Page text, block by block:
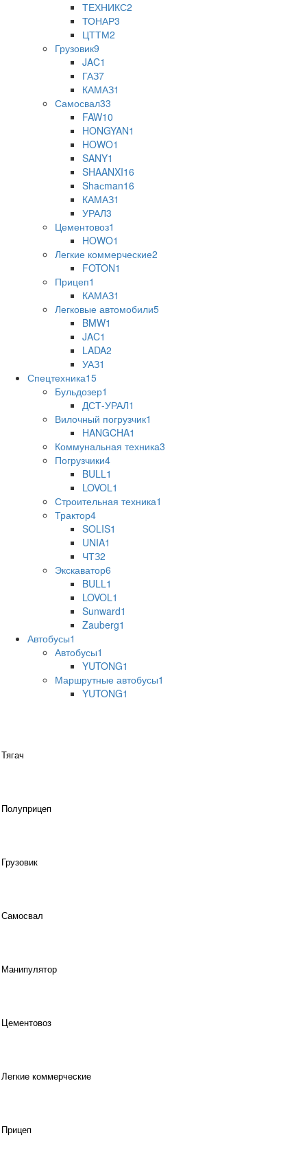
ТЕХНИКС2
ТОНАР3
ЦТТМ2
Грузовик9
JAC1
ГАЗ7
КАМАЗ1
Самосвал33
FAW10
HONGYAN1
HOWO1
SANY1
SHAANXI16
Shaсman16
КАМАЗ1
УРАЛ3
Цементовоз1
HOWO1
Легкие коммерческие2
FOTON1
Прицеп1
КАМАЗ1
Легковые автомобили5
BMW1
JAC1
LADA2
УАЗ1
Спецтехника15
Бульдозер1
ДСТ-УРАЛ1
Вилочный погрузчик1
HANGCHA1
Коммунальная техника3
Погрузчики4
BULL1
LOVOL1
Строительная техника1
Трактор4
SOLIS1
UNIA1
ЧТЗ2
Экскаватор6
BULL1
LOVOL1
Sunward1
Zauberg1
Автобусы1
Автобусы1
YUTONG1
Маршрутные автобусы1
YUTONG1
Тягач
Полуприцеп
Грузовик
Самосвал
Манипулятор
Цементовоз
Легкие коммерческие
Прицеп